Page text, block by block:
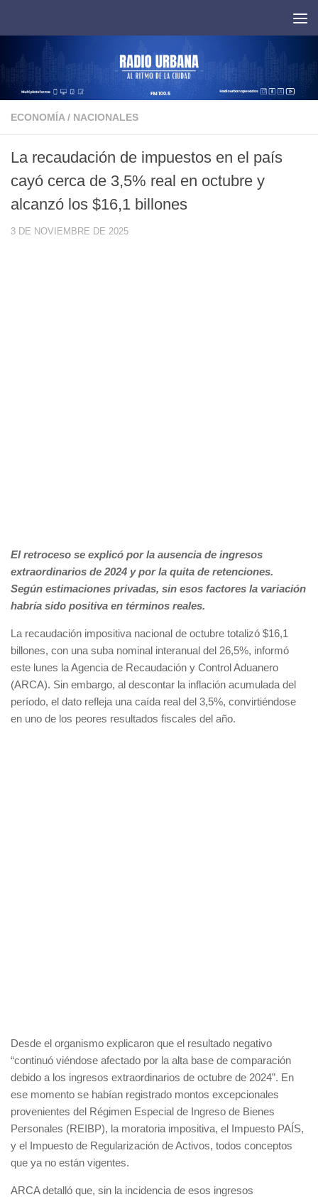
ECONOMÍA / NACIONALES
La recaudación de impuestos en el país
cayó cerca de 3,5% real en octubre y
alcanzó los $16,1 billones
3 DE NOVIEMBRE DE 2025
El retroceso se explicó por la ausencia de ingresos
extraordinarios de 2024 y por la quita de retenciones.
Según estimaciones privadas, sin esos factores la variación
habría sido positiva en términos reales.
La recaudación impositiva nacional de octubre totalizó $16,1
billones, con una suba nominal interanual del 26,5%, informó
este lunes la Agencia de Recaudación y Control Aduanero
(ARCA). Sin embargo, al descontar la inflación acumulada del
período, el dato refleja una caída real del 3,5%, convirtiéndose
en uno de los peores resultados fiscales del año.
Desde el organismo explicaron que el resultado negativo
“continuó viéndose afectado por la alta base de comparación
debido a los ingresos extraordinarios de octubre de 2024”. En
ese momento se habían registrado montos excepcionales
provenientes del Régimen Especial de Ingreso de Bienes
Personales (REIBP), la moratoria impositiva, el Impuesto PAÍS,
y el Impuesto de Regularización de Activos, todos conceptos
que ya no están vigentes.
ARCA detalló que, sin la incidencia de esos ingresos